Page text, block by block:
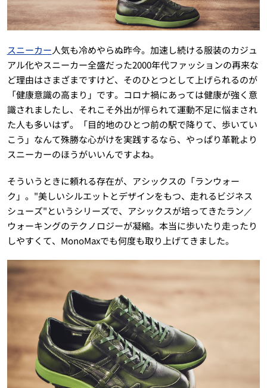
スニーカー人気も冷めやらぬ昨今。加速し続ける服装のカジュ
アル化やスニーカー全盛だった2000年代ファッションの再来な
ど理由はさまざまですけど、そのひとつとして上げられるのが
「健康意識の高まり」です。コロナ禍にあっては健康が強く意
識されましたし、それこそ外出が憚られて運動不足に悩まされ
た人も多いはず。「目的地のひとつ前の駅で降りて、歩いてい
こう」なんて殊勝な心がけを実践するなら、やっぱり革靴より
スニーカーのほうがいいんですよね。
そういうときに頼れる存在が、アシックスの「ランウォー
ク」。"美しいシルエットとデザインをもつ、走れるビジネス
シューズ"というシリーズで、アシックスが培ってきたラン／
ウォーキングのテクノロジーが凝縮。本当に歩いたり走ったり
しやすくて、MonoMaxでも何度も取り上げてきました。